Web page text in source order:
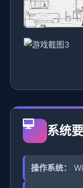
系统
操作系统：